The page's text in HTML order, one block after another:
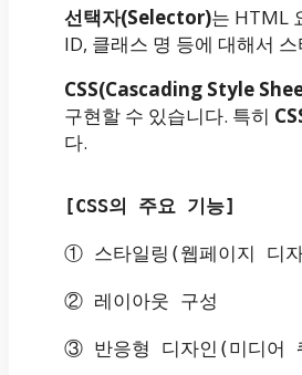
선택자(Selector)는 HTML
ID, 클래스 명 등에 대해서
CSS(Cascading Style
구현할 수 있습니다. 특히
다.
[CSS의 주요 기능]
① 스타일링(웹페이지 디
② 레이아웃 구성
③ 반응형 디자인(미디어